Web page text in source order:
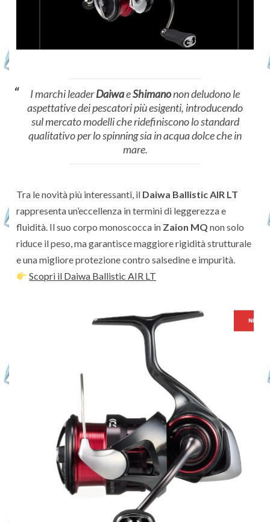
I marchi leaderDaiwaeShimanonon deludono le
aspettative dei pescatori più esigenti, introducendo
sul mercato modelli che ridefiniscono lo standard
qualitativo per lo spinning sia in acqua dolce che in
mare.
Tra le novità più interessanti, il Daiwa Ballistic AIR LT
rappresenta un’eccellenza in termini di leggerezza e
fluidità. Il suo corpo monoscocca in Zaion MQ non solo
riduce il peso, ma garantisce maggiore rigidità strutturale
e una migliore protezione contro salsedine e impurità.
Scopri il Daiwa Ballistic AIR LT